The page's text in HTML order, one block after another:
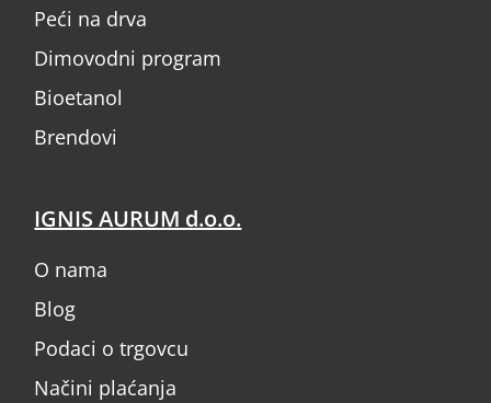
Peći na drva
Dimovodni program
Bioetanol
Brendovi
IGNIS AURUM d.o.o.
O nama
Blog
Podaci o trgovcu
Načini plaćanja